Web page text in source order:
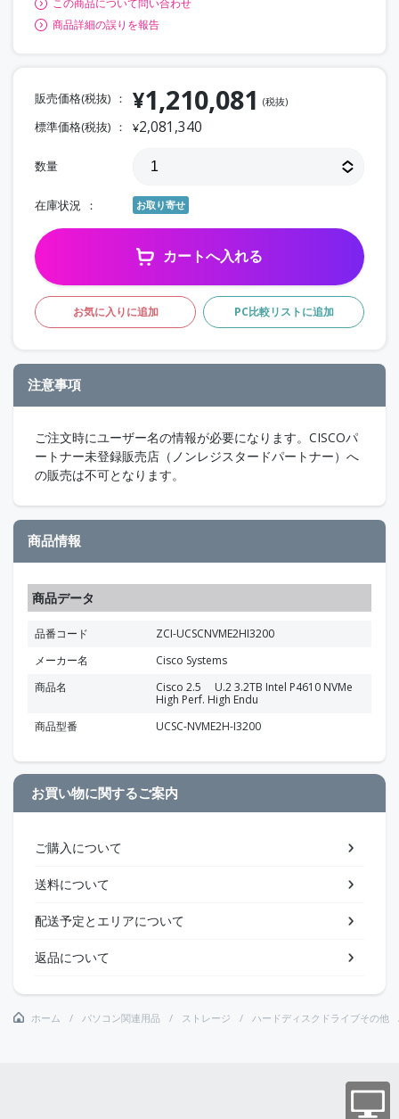
商品詳細の誤りを報告
販売価格(税抜) ¥1,210,081 (税抜)
標準価格(税抜) ¥2,081,340
数量
在庫状況 お取り寄せ
カートへ入れる
お気に入りに追加 PC比較リストに追加
注意事項
ご注文時にユーザー名の情報が必要になります。CISCOパ
ートナー未登録販売店（ノンレジスタードパートナー）へ
の販売は不可となります。
商品情報
商品データ
品番コード
ZCI-UCSCNVME2HI3200
メーカー名
Cisco Systems
商品名
Cisco 2.5 U.2 3.2TB Intel P4610 NVMe
High Perf. High Endu
商品型番
UCSC-NVME2H-I3200
お買い物に関するご案内
ご購入について
送料について
配送予定とエリアについて
返品について
ホーム パソコン関連用品 ストレージ ハードディスクドライブその他